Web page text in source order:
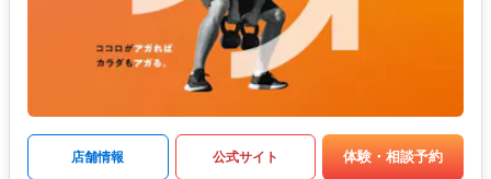
店舗情報 公式サイト 体験・相談予約